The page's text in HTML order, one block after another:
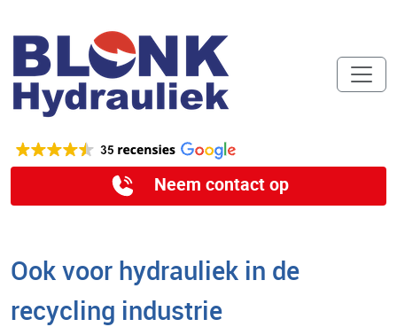
Neem contact op
Ook voor hydrauliek in de
recycling industrie